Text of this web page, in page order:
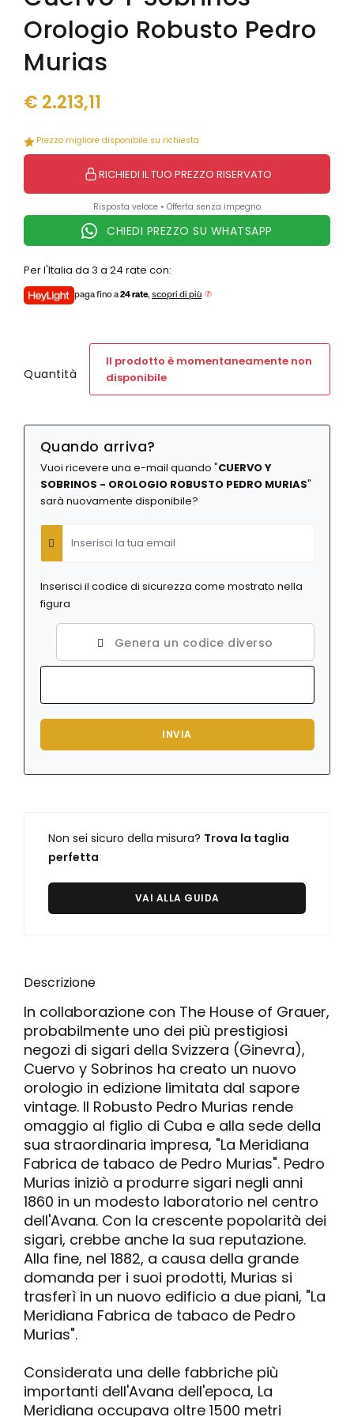
Junghans
Kendall
Laco
Levrette
Marvin 1850
Maurice Lacroix
Mondaine
Ollech & Wajs
Oris
Philip Watch
Philippe Starck
Raymond Weil
Saint Honore
Suunto
Unimatic
Vabene
Vulcain
Wolbrook
Zeppelin
GRIMOLDI ART TIME
Junghans
Levrette
Maserati
Maurice Lacroix
Mondaine
Oris
Paul Picot
Philip Watch
Philippe Starck
Raymond Weil
Seiko
Tag Heuer
Unimatic
Yema
I PIÙ VENDUTI
Orologi Fossil donna
Orologi Armani donna
Orologi Citizen donna
Orologio Robusto Pedro
Murias
€ 2.213,11
Prezzo migliore disponibile su richiesta
RICHIEDI IL TUO PREZZO RISERVATO
Risposta veloce • Offerta senza impegno
CHIEDI PREZZO SU WHATSAPP
Per l'Italia da 3 a 24 rate con:
paga fino a24 rate, scopri di più
Quantità
Il prodotto è momentaneamente non
disponibile
Quando arriva?
Vuoi ricevere una e-mail quando "CUERVO Y
SOBRINOS - OROLOGIO ROBUSTO PEDRO MURIAS"
sarà nuovamente disponibile?
Inserisci il codice di sicurezza come mostrato nella
figura
Genera un codice diverso
INVIA
Non sei sicuro della misura? Trova la taglia
perfetta
VAI ALLA GUIDA
Descrizione
In collaborazione con The House of Grauer,
probabilmente uno dei più prestigiosi
negozi di sigari della Svizzera (Ginevra),
Cuervo y Sobrinos ha creato un nuovo
orologio in edizione limitata dal sapore
vintage. Il Robusto Pedro Murias rende
omaggio al figlio di Cuba e alla sede della
sua straordinaria impresa, "La Meridiana
Fabrica de tabaco de Pedro Murias". Pedro
Murias iniziò a produrre sigari negli anni
1860 in un modesto laboratorio nel centro
dell'Avana. Con la crescente popolarità dei
sigari, crebbe anche la sua reputazione.
Alla fine, nel 1882, a causa della grande
domanda per i suoi prodotti, Murias si
trasferì in un nuovo edificio a due piani, "La
Meridiana Fabrica de tabaco de Pedro
Murias".
Considerata una delle fabbriche più
importanti dell'Avana dell'epoca, La
Meridiana occupava oltre 1500 metri